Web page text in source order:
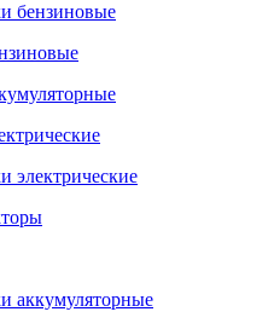
бензиновые
электрические
аккумуляторные